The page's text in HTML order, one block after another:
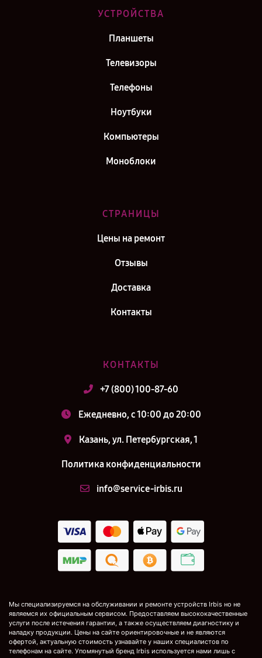
Сервис центр Irbis в г. Киров
УСТРОЙСТВА
Планшеты
Телевизоры
Телефоны
Ноутбуки
Компьютеры
Моноблоки
СТРАНИЦЫ
Цены на ремонт
Отзывы
Доставка
Контакты
КОНТАКТЫ
+7 (800) 100-87-60
Ежедневно, с 10:00 до 20:00
Казань, ул. Петербургская, 1
Политика конфиденциальности
info@service-irbis.ru
Мы специализируемся на обслуживании и ремонте устройств Irbis но не
являемся их официальным сервисом. Предоставляем высококачественные
услуги после истечения гарантии, а также осуществляем диагностику и
наладку продукции. Цены на сайте ориентировочные и не являются
офертой, актуальную стоимость узнавайте у наших специалистов по
телефонам на сайте. Упомянутый бренд Irbis используется нами лишь с